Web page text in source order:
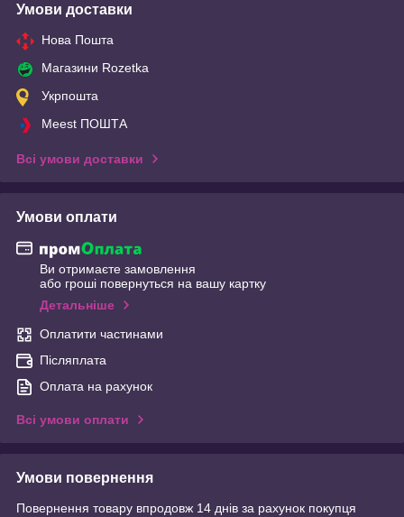
Умови доставки
Нова Пошта
Магазини Rozetka
Укрпошта
Meest ПОШТА
Всі умови доставки
Умови оплати
Ви отримаєте замовлення
або гроші повернуться на вашу картку
Детальніше
Оплатити частинами
Післяплата
Оплата на рахунок
Всі умови оплати
Умови повернення
Повернення товару впродовж 14 днів за рахунок покупця